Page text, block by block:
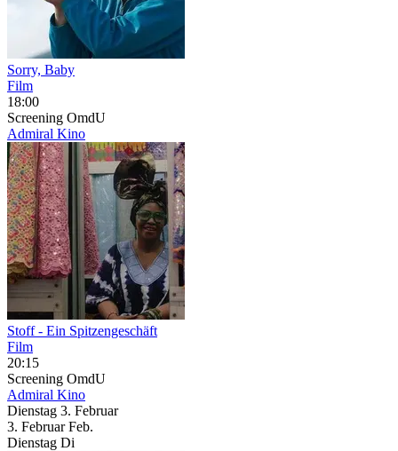
Sorry, Baby
Film
18:00
Screening OmdU
Admiral Kino
Stoff - Ein Spitzengeschäft
Film
20:15
Screening OmdU
Admiral Kino
Dienstag 3. Februar
3. Februar Feb.
Dienstag Di